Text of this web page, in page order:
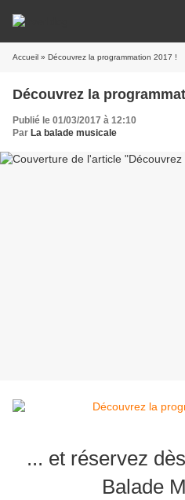
Accueil » Découvrez la programmation 2017 !
Découvrez la
Publié le 01/03/2017 à 12:10
Par La balade musicale
... et réservez
Balade